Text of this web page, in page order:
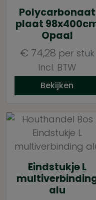
Polycarbonaat
plaat
Opaal
€ 74,28 per stuk
Incl. BTW
Bekijken
Eindstukje L
alu